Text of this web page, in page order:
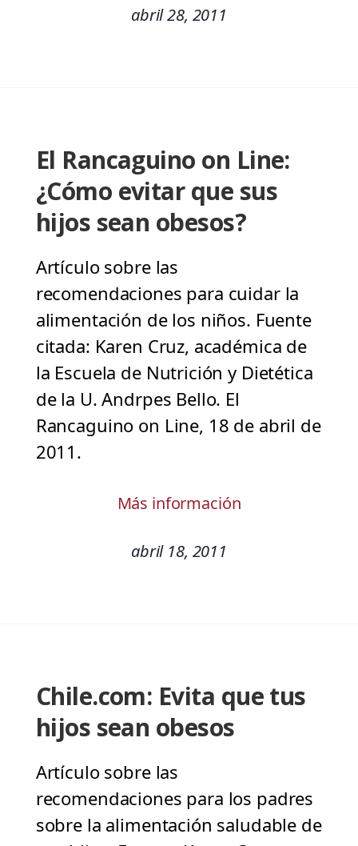
abril 28, 2011
El Rancaguino on Line:
¿Cómo evitar que sus
hijos sean obesos?
Artículo sobre las
recomendaciones para cuidar la
alimentación de los niños. Fuente
citada: Karen Cruz, académica de
la Escuela de Nutrición y Dietética
de la U. Andrpes Bello. El
Rancaguino on Line, 18 de abril de
2011.
Más información
abril 18, 2011
Chile.com: Evita que tus
hijos sean obesos
Artículo sobre las
recomendaciones para los padres
sobre la alimentación saludable de